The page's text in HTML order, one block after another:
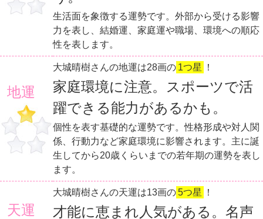
生活面を象徴する運勢です。外部から受ける影響
力を表し、結婚運、家庭運や職場、環境への順応
性を表します。
地運
大城晴樹さんの地運は28画の 1つ星 ！
家庭環境に注意。スポーツで活
躍できる能力があるかも。
個性を表す基礎的な運勢です。性格形成や対人関
係、行動力など家庭環境に影響されます。主に誕
生してから20歳くらいまでの若年期の運勢を表し
ます。
天運
大城晴樹さんの天運は13画の5つ星 ！
才能に恵まれ人気がある。名声